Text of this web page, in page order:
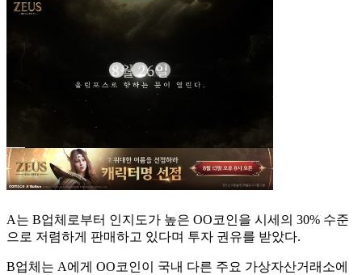
A는 B업체로부터 인지도가 높은 OO코인을 시세의 30% 수준
으로 저렴하게 판매하고 있다며 투자 권유를 받았다.
B업체는 A에게 OO코인이 국내 다른 주요 가상자산거래소에